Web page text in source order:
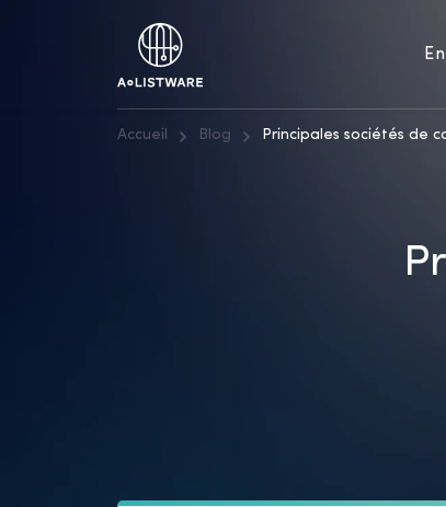
Accueil Blog Principales sociétés de